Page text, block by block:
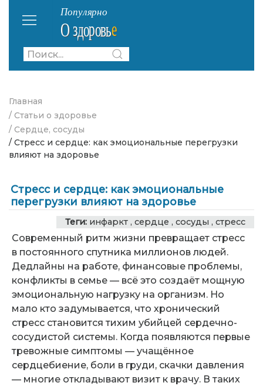
Главная
/ Статьи о здоровье
/ Сердце, сосуды
/ Стресс и сердце: как эмоциональные перегрузки
влияют на здоровье
Стресс и сердце: как эмоциональные
перегрузки влияют на здоровье
Теги: инфаркт , сердце , сосуды , стресс
Современный ритм жизни превращает стресс
в постоянного спутника миллионов людей.
Дедлайны на работе, финансовые проблемы,
конфликты в семье — всё это создаёт мощную
эмоциональную нагрузку на организм. Но
мало кто задумывается, что хронический
стресс становится тихим убийцей сердечно-
сосудистой системы. Когда появляются первые
тревожные симптомы — учащённое
сердцебиение, боли в груди, скачки давления
— многие откладывают визит к врачу. В таких